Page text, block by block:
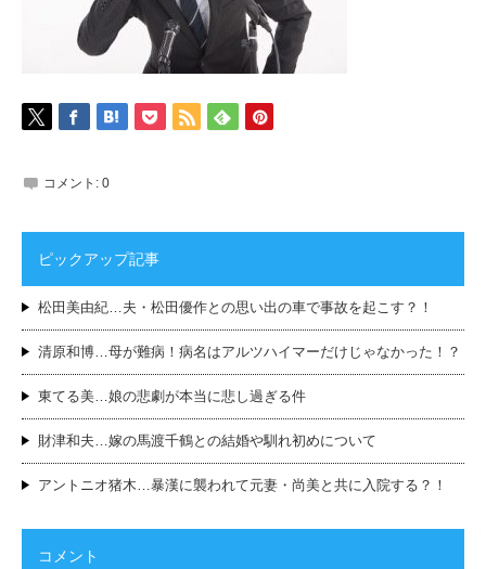
コメント: 0
ピックアップ記事
松田美由紀…夫・松田優作との思い出の車で事故を起こす？！
清原和博…母が難病！病名はアルツハイマーだけじゃなかった！？
東てる美…娘の悲劇が本当に悲し過ぎる件
財津和夫…嫁の馬渡千鶴との結婚や馴れ初めについて
アントニオ猪木…暴漢に襲われて元妻・尚美と共に入院する？！
コメント